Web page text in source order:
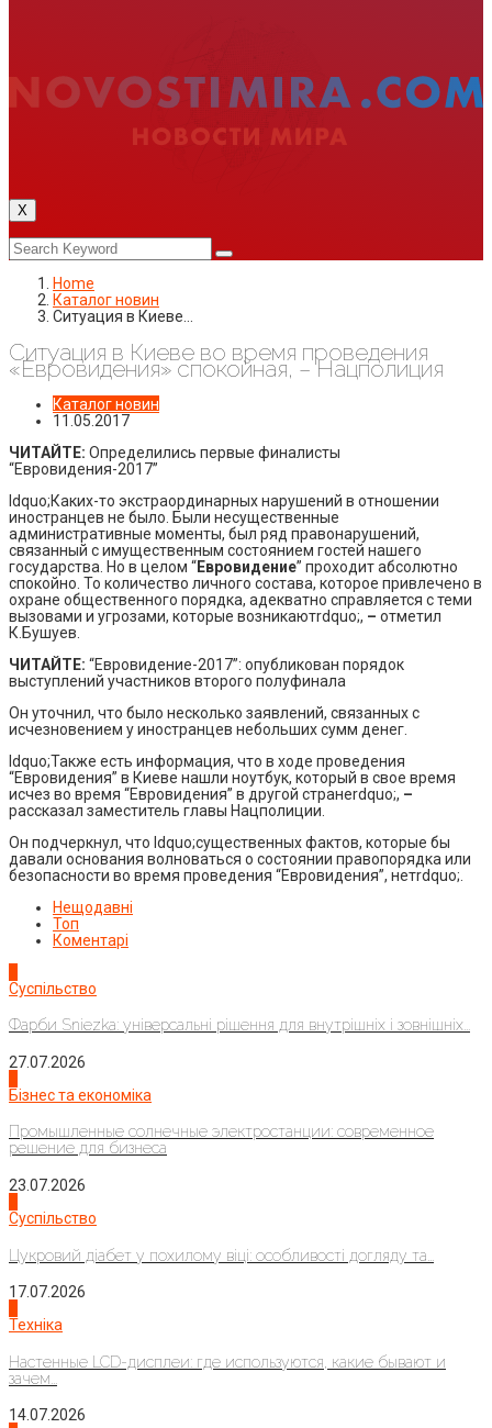
X
Home
Каталог новин
Ситуация в Киеве…
Ситуация в Киеве во время проведения
«Евровидения» спокойная, – Нацполиция
Каталог новин
11.05.2017
ЧИТАЙТЕ: Определились первые финалисты
“Евровидения-2017”
ldquo;Каких-то экстраординарных нарушений в отношении
иностранцев не было. Были несущественные
административные моменты, был ряд правонарушений,
связанный с имущественным состоянием гостей нашего
государства. Но в целом “Евровидение” проходит абсолютно
спокойно. То количество личного состава, которое привлечено в
охране общественного порядка, адекватно справляется с теми
вызовами и угрозами, которые возникаютrdquo;, – отметил
К.Бушуев.
ЧИТАЙТЕ: “Евровидение-2017”: опубликован порядок
выступлений участников второго полуфинала
Он уточнил, что было несколько заявлений, связанных с
исчезновением у иностранцев небольших сумм денег.
ldquo;Также есть информация, что в ходе проведения
“Евровидения” в Киеве нашли ноутбук, который в свое время
исчез во время “Евровидения” в другой странеrdquo;, –
рассказал заместитель главы Нацполиции.
Он подчеркнул, что ldquo;существенных фактов, которые бы
давали основания волноваться о состоянии правопорядка или
безопасности во время проведения “Евровидения”, нетrdquo;.
Нещодавні
Топ
Коментарі
Суспільство
Фарби Sniezka: універсальні рішення для внутрішніх і зовнішніх...
27.07.2026
Бізнес та економіка
Промышленные солнечные электростанции: современное
решение для бизнеса
23.07.2026
Суспільство
Цукровий діабет у похилому віці: особливості догляду та...
17.07.2026
Техніка
Настенные LCD-дисплеи: где используются, какие бывают и
зачем...
14.07.2026